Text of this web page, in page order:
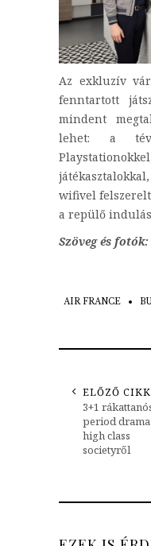
Az exkluzív
fenntartott
mindent
lehet: a
wifivel
a repülő
Szöveg és fotók:
AIR FRANCE
ELŐZŐ CIKK
3+1
period
high class
societyről